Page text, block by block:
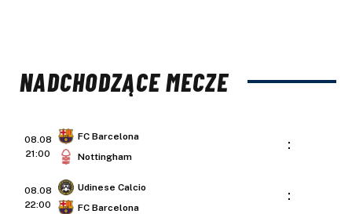
NADCHODZĄCE MECZE
08.08
21:00
FC Barcelona
Nottingham
:
08.08
22:00
Udinese Calcio
FC Barcelona
: